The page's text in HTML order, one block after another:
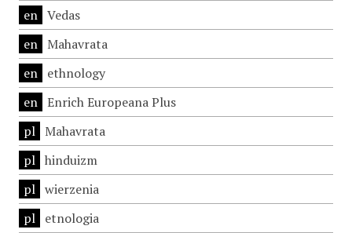
en Vedas
en Mahavrata
en ethnology
en Enrich Europeana Plus
pl Mahavrata
pl hinduizm
pl wierzenia
pl etnologia